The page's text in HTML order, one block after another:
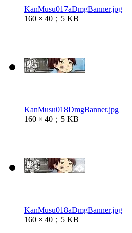
KanMusu017aDmgBanner.jpg
160 × 40；5 KB
KanMusu018DmgBanner.jpg
160 × 40；5 KB
KanMusu018aDmgBanner.jpg
160 × 40；5 KB